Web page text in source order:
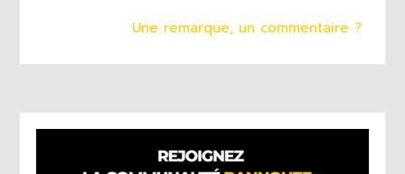
Une remarque, un commentaire ?